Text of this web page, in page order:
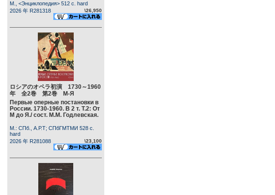
М., <Энциклопедия> 512 c. hard
2026 年 R281318
\26,950
ロシアのオペラ初演 1730～1960
年 全2巻 第2巻 М-Я
Первые оперные постановки в
России. 1730-1960. В 2 т. Т.2: От
М до Я./ сост. М.М. Годлевская.
М.: СПб., А.Р.Т; СПбГМТМИ 528 c.
hard
2026 年 R281088
\23,100